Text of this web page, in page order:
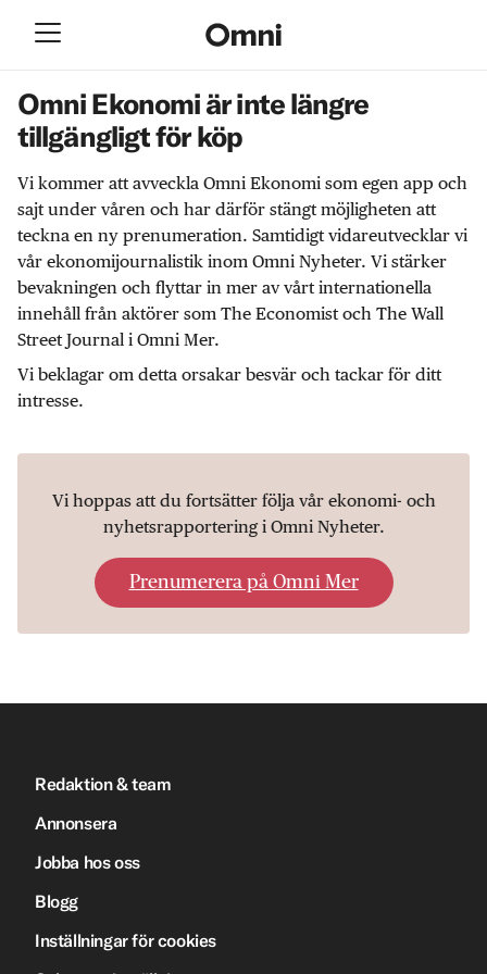
Omni Ekonomi är inte längre
tillgängligt för köp
Vi kommer att avveckla Omni Ekonomi som egen app och
sajt under våren och har därför stängt möjligheten att
teckna en ny prenumeration. Samtidigt vidareutvecklar vi
vår ekonomijournalistik inom Omni Nyheter. Vi stärker
bevakningen och flyttar in mer av vårt internationella
innehåll från aktörer som The Economist och The Wall
Street Journal i Omni Mer.
Vi beklagar om detta orsakar besvär och tackar för ditt
intresse.
Vi hoppas att du fortsätter följa vår ekonomi- och
nyhetsrapportering i Omni Nyheter.
Prenumerera på Omni Mer
Redaktion & team
Annonsera
Jobba hos oss
Blogg
Inställningar för cookies